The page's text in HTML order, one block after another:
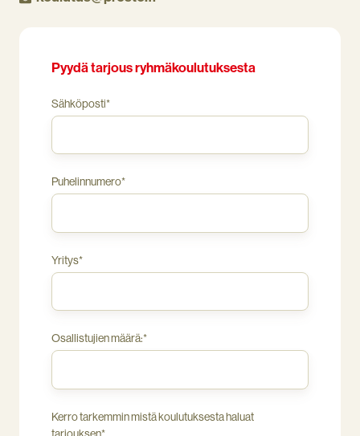
tarpeita.Pyydä tarjous ryhmäkoulutuksesta
Sähköposti*
Puhelinnumero*
Yritys*
Osallistujien määrä:*
Kerro tarkemmin mistä koulutuksesta haluat
tarjouksen*